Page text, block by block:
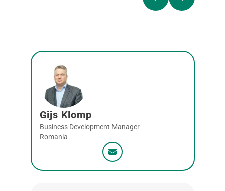
Gijs Klomp
Business Development Manager
Romania